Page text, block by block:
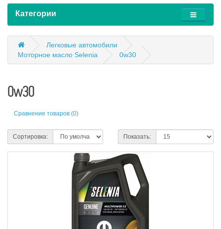
Категории
Легковые автомобили
Моторное масло Selenia
0w30
0w30
Сравнение товаров (0)
Сортировка: Показать: